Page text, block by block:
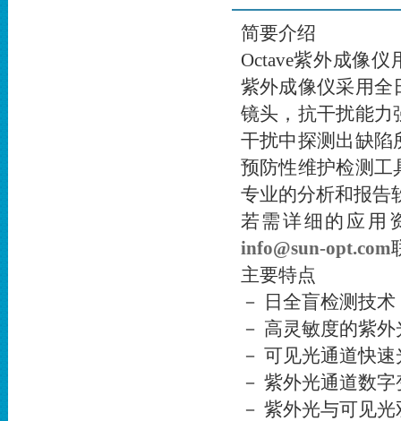
简要介绍
Octave紫外成像
紫外成像仪采用全
镜头，抗干扰能力
干扰中探测出缺陷
预防性维护检测工
专业的分析和报告
若需详细的应用
info@sun-opt.com
主要特点
－ 日全盲检测技
－ 高灵敏度的紫
－ 可见光通道快
－ 紫外光通道数字
－ 紫外光与可见